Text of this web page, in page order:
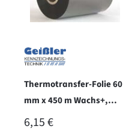
Thermotransfer-Folie 60
mm x 450 m Wachs+,
aussen, RATIO
REGULÄRER PREIS:
6,15 €